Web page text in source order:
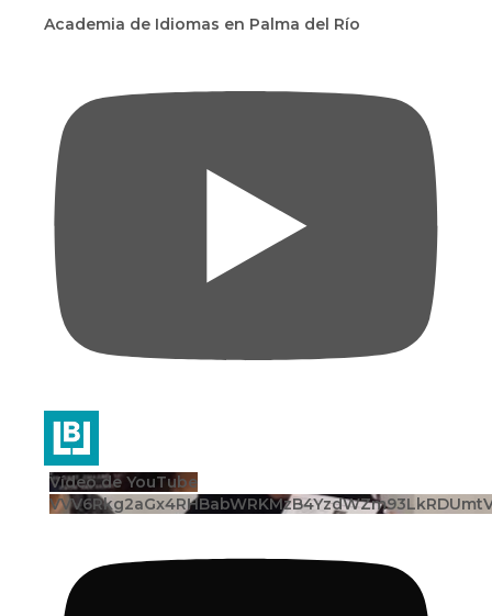
Academia de Idiomas en Palma del Río
Vídeo de YouTube